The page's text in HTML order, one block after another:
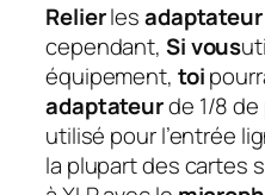
Relierlesadaptateur
cependant, Si vous
équipement, toi
adaptateurde 1/8
utilisé pour l’entrée
la plupart des cartes